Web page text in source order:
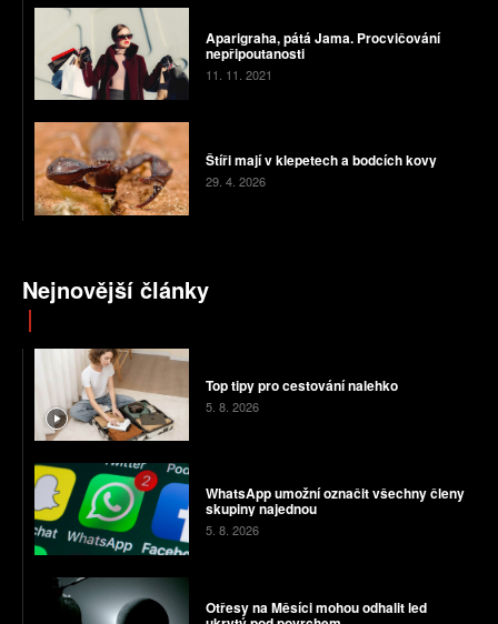
Aparigraha, pátá Jama. Procvičování
nepřipoutanosti
11. 11. 2021
Štíři mají v klepetech a bodcích kovy
29. 4. 2026
Nejnovější články
Top tipy pro cestování nalehko
5. 8. 2026
WhatsApp umožní označit všechny členy
skupiny najednou
5. 8. 2026
Otřesy na Měsíci mohou odhalit led